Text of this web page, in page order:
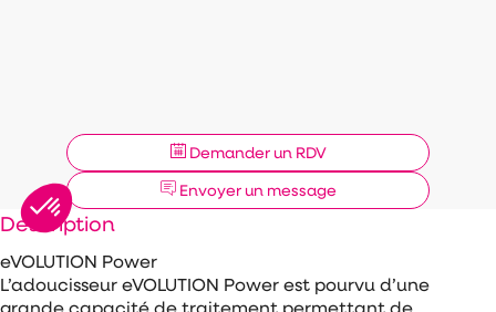
Demander un RDV
Envoyer un message
Description
eVOLUTION Power
L’adoucisseur eVOLUTION Power est pourvu d’une